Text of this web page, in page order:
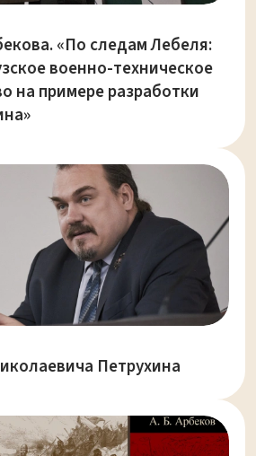
«По следам Лебеля:
военно-техническое
на примере разработки
Петрухина